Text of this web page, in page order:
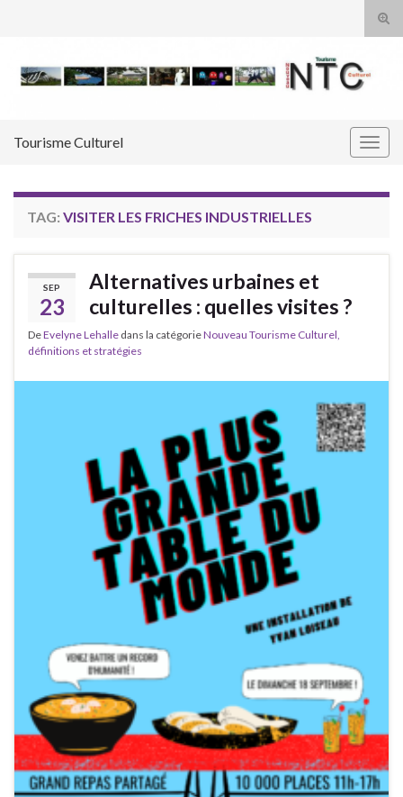
Tourisme Culturel
TAG: VISITER LES FRICHES INDUSTRIELLES
SEP
23
Alternatives urbaines et
culturelles : quelles visites ?
DeEvelyne Lehalle dans la catégorieNouveau Tourisme Culturel,
définitions et stratégies